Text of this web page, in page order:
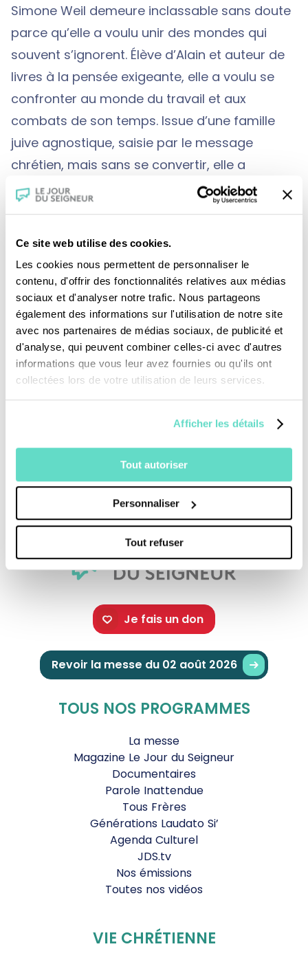
Ce site web utilise des cookies.
Les cookies nous permettent de personnaliser le
contenu, d'offrir des fonctionnalités relatives aux médias
sociaux et d'analyser notre trafic. Nous partageons
également des informations sur l'utilisation de notre site
avec nos partenaires de médias sociaux, de publicité et
d'analyse, qui peuvent combiner celles-ci avec d'autres
informations que vous leur avez fournies ou qu'ils ont
collectées lors de votre utilisation de leurs services.
Afficher les détails
Tout autoriser
Personnaliser
Tout refuser
Simone Weil demeure inclassable sans doute
parce qu’elle a voulu unir des mondes qui
souvent s’ignorent. Élève d’Alain et auteur de
livres à la pensée exigeante, elle a voulu se
confronter au monde du travail et aux
combats de son temps. Issue d’une famille
juive agnostique, saisie par le message
chrétien, mais sans se convertir, elle a
bouleversé les croyants qui l’ont rencontrée.
“Il me paraît impossible d’imaginer pour
compte des exigences que Simone Weil a
définies
.” “Simone Weil est la réponse à la
modernité.”
D’Albert Camus, son éditeur, à Gustave
Thibon, dont elle fut l’amie inattendue, le
testament de Simone Weil ne cesse
d’impressionner par son actualité, son
CFRT/ France2/ Zadig
Productions
Je fais un don
Revoir la messe du 02 août 2026
TOUS NOS PROGRAMMES
La messe
Magazine Le Jour du Seigneur
Documentaires
Parole Inattendue
Tous Frères
Générations Laudato Si’
Agenda Culturel
JDS.tv
Nos émissions
Toutes nos vidéos
VIE CHRÉTIENNE